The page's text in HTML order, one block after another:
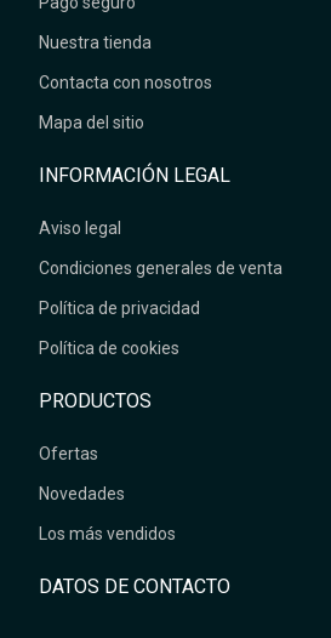
Nuestra tienda
Contacta con nosotros
Mapa del sitio
INFORMACIÓN LEGAL
Aviso legal
Condiciones generales de venta
Política de privacidad
Política de cookies
PRODUCTOS
Ofertas
Novedades
Los más vendidos
DATOS DE CONTACTO